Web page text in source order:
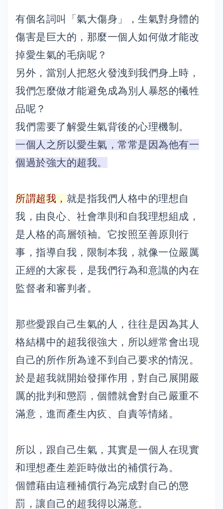
有個名詞叫「氣大傷身」，生氣對身體的
傷害是巨大的，那麼一個人如何做才能改
掉愛生氣的毛病呢？
另外，當別人把怒火發洩到我們身上時，
我們怎麼做才能避免成為別人暴怒的犧牲
品呢？
我們需要了解愛生氣背後的心理機制。
一個人之所以愛生氣，常常是因為他有一
個過於強大的超我。
所謂超我， 就是指我們人格中的理想自
我，由良心、社會準則和自我理想組成，
是人格的高層領袖。它按照至善原則行
事，指導自我，限制本我，就像一位嚴厲
正經的大家長，是我們行為和意識的內在
監督者和審判者。
那些愛跟自己生氣的人，往往是因為其人
格結構中的超我很強大，所以經常會出現
自己的所作所為達不到自己要求的情況。
於是超我就開始發揮作用，對自己展開嚴
厲的批判和懲罰，個體就會對自己嚴重不
滿意，進而產生內疚、自責等情緒。
所以，跟自己生氣，其實是一個人在現實
和理想產生差距時做出的補償行為。
個體藉由這種補償行為完成對自己的懲
罰，讓自己的超我得以滿意。